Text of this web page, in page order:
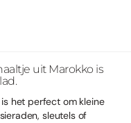
uit Marokko is
het perfect om kleine
sleutels of